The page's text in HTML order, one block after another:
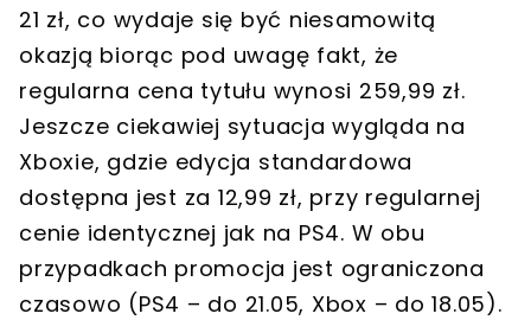
21 zł, co wydaje się być niesamowitą
okazją biorąc pod uwagę fakt, że
regularna cena tytułu wynosi 259,99 zł.
Jeszcze ciekawiej sytuacja wygląda na
Xboxie, gdzie edycja standardowa
dostępna jest za 12,99 zł, przy regularnej
cenie identycznej jak na PS4. W obu
przypadkach promocja jest ograniczona
czasowo (PS4 – do 21.05, Xbox – do 18.05).